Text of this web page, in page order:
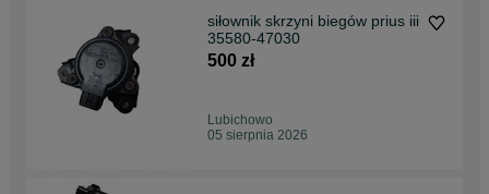
siłownik skrzyni biegów prius iii
35580-47030
500 zł
Lubichowo
05 sierpnia 2026